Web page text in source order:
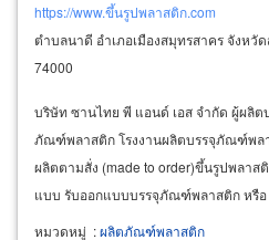
https://www.ขึ้นรูปพลาสติก.com
ตำบลนาดี อำเภอเมืองสมุทรสาคร จังหวั
74000
บริษัท ซานไทย พี แอนด์ เอส จำกัด ผู้ผลิต
ภัณฑ์พลาสติก โรงงานผลิตบรรจุภัณฑ์พล
ผลิตตามสั่ง (made to order)ขึ้นรูปพลาส
แบบ รับออกแบบบรรจุภัณฑ์พลาสติก หรือ
ตามตัวอย่างของลูกค้า ผลิตตามสั่ง (made
หมวดหมู่ :ผลิตภัณฑ์พลาสติก